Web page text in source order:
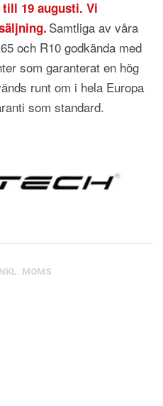
19 augusti. Vi
Samtliga av våra
och R10 godkända med
som garanterat en hög
runt om i hela Europa
som standard.
MOMS